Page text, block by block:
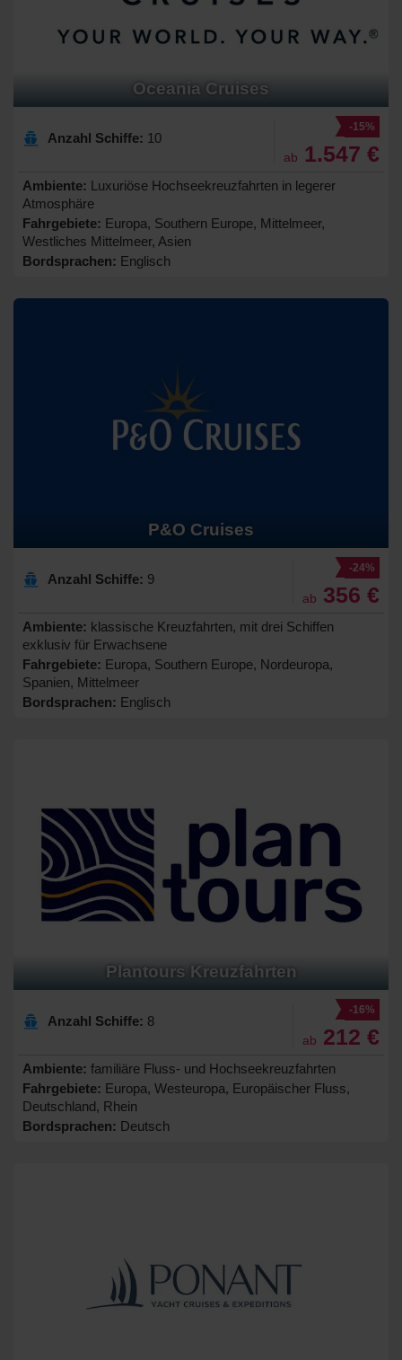
Oceania Cruises
Anzahl Schiffe: 10
-15%
ab 1.547 €
Ambiente: Luxuriöse Hochseekreuzfahrten in legerer
Atmosphäre
Fahrgebiete: Europa, Southern Europe, Mittelmeer,
Westliches Mittelmeer, Asien
Bordsprachen: Englisch
P&O Cruises
Anzahl Schiffe: 9
-24%
ab 356 €
Ambiente: klassische Kreuzfahrten, mit drei Schiffen
exklusiv für Erwachsene
Fahrgebiete: Europa, Southern Europe, Nordeuropa,
Spanien, Mittelmeer
Bordsprachen: Englisch
Plantours Kreuzfahrten
Anzahl Schiffe: 8
-16%
ab 212 €
Ambiente: familiäre Fluss- und Hochseekreuzfahrten
Fahrgebiete: Europa, Westeuropa, Europäischer Fluss,
Deutschland, Rhein
Bordsprachen: Deutsch